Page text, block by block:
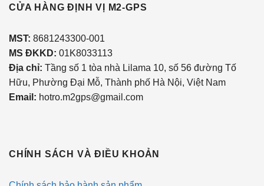
CỬA HÀNG ĐỊNH VỊ M2-GPS
MST: 8681243300-001
MS ĐKKD: 01K8033113
Địa chỉ: Tầng số 1 tòa nhà Lilama 10, số 56 đường Tố
Hữu, Phường Đại Mỗ, Thành phố Hà Nội, Việt Nam
Email: hotro.m2gps@gmail.com
CHÍNH SÁCH VÀ ĐIỀU KHOẢN